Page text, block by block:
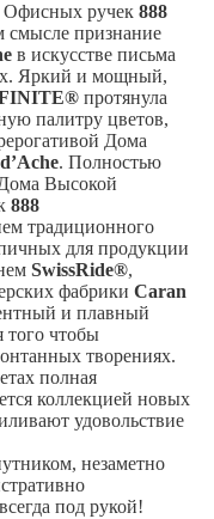
Офисных ручек 888
смысле признание
в искусстве письма
Яркий и мощный,
протянула
палитру цветов,
Дома
. Полностью
Высокой
888
традиционного
для продукции
SwissRide®,
фабрики Caran
и плавный
того чтобы
творениях.
полная
коллекцией новых
удовольствие
незаметно
под рукой!